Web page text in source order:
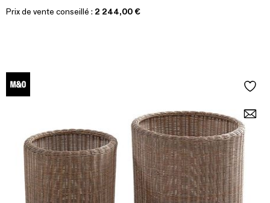
Prix de vente conseillé : 2 244,00 €